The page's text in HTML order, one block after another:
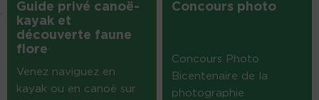
Guide privé canoë-
kayak et
découverte faune
flore
Venez naviguez en
kayak ou en canoë sur
Concours photo
Concours Photo
Bicentenaire de la
photographie